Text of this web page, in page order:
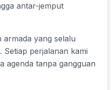
antar-jemput
yang selalu
perjalanan kami
agenda tanpa gangguan